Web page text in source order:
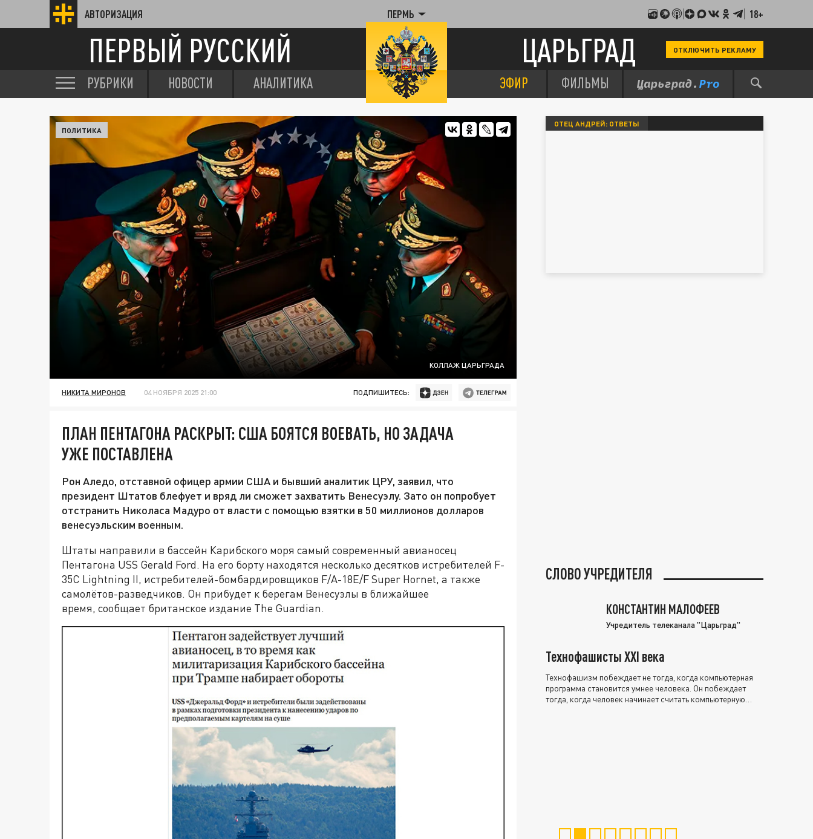
АВТОРИЗАЦИЯ ПЕРМЬ 18+
ПЕРВЫЙ РУССКИЙ ЦАРЬГРАД ОТКЛЮЧИТЬ РЕКЛАМУ
РУБРИКИ НОВОСТИ АНАЛИТИКА ЭФИР ФИЛЬМЫ
КОЛЛАЖ ЦАРЬГРАДА
ПОЛИТИКА
НИКИТА МИРОНОВ 04 НОЯБРЯ 2025 21:00 ПОДПИШИТЕСЬ:
ПЛАН ПЕНТАГОНА РАСКРЫТ: США БОЯТСЯ ВОЕВАТЬ, НО ЗАДАЧА
УЖЕ ПОСТАВЛЕНА
Рон Аледо, отставной офицер армии США и бывший аналитик ЦРУ, заявил, что
президент Штатов блефует и вряд ли сможет захватить Венесуэлу. Зато он попробует
отстранить Николаса Мадуро от власти с помощью взятки в 50 миллионов долларов
венесуэльским военным.
Штаты направили в бассейн Карибского моря самый современный авианосец
Пентагона USS Gerald Ford. На его борту находятся несколько десятков истребителей F-
35C Lightning II, истребителей-бомбардировщиков F/A-18E/F Super Hornet, а также
самолётов-разведчиков. Он прибудет к берегам Венесуэлы в ближайшее
время, сообщает британское издание The Guardian.
ОТЕЦ АНДРЕЙ: ОТВЕТЫ
СЛОВО УЧРЕДИТЕЛЯ
КОНСТАНТИН МАЛОФЕЕВ
Учредитель телеканала "Царьград"
Технофашисты XXI века
Технофашизм побеждает не тогда, когда компьютерная
программа становится умнее человека. Он побеждает
тогда, когда человек начинает считать компьютерную